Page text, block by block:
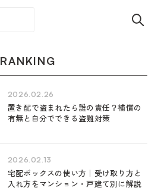
RANKING
2026.02.26
置き配で盗まれたら誰の責任？補償の
有無と自分でできる盗難対策
2026.02.13
宅配ボックスの使い方｜受け取り方と
入れ方をマンション・戸建て別に解説